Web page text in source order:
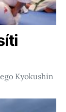
Kyokushin